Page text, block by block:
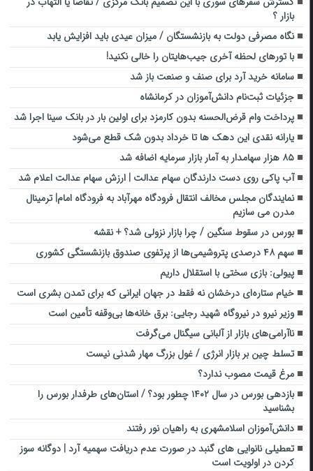
بازار ؟
نگاه مصرفی دولت به بازنشستگان / میزان عیدی باید افزایش یابد
با تورهای لحظه آخری جیب‌هایتان را خالی نکنید!
سامانه خرید آرد برای صنف و صنعت باز شد
جزئیات ثبت‌نام دانش‌آموزان در کرمانشاه
پرداخت وام قرض‌الحسنه بدون کارمزد برای اولین بار در بانک سینا اجرا شد
یارانه نقدی این دهک ها تا خرداد بدون شک قطع می‌شود
۸۵ هزار سهامدار به آمار بازار سرمایه اضافه شد
آب پاکی روی دست دارندگان سهام عدالت | ارزش سهام عدالت اعلام شد
نمایندگان مجلس مخالف انتقال فرودگاه مهرآباد به فرودگاه امام| ترمینال
مدرن می سازیم
بورس در سقوط سنگین / چرا بازار نزولی شد؟ + نقشه
سهم ۴۸ درصدی پتروشیمی‌ها از پرتفوی صندوق بازنشستگی کشوری
پیولی: بازی سختی با استقلال داریم
خیام ستاره‌ای درخشان نه فقط در جهان ایرانی که برای تمدن بشری است
وزیر نیرو در نیروگاه شهید رجایی: برق خانه‌ها بی‌وقفه تأمین است
ناآرامی‌های بازار از آلبانی سیگنال می‌گرفت
تسلط چین بر بازار انرژی / غول بزرگ مهار شدنی نیست
مرغ قیمت مصوب ندارد؟
بازدهی بورس در سال ۱۴۰۲ چطور بود؟ / استان‌های طرفدار بورس را
بشناسید
دانش‌آموزان اسلامشهری به راهیان‌ نور رفتند
تعطیلی نانوایی های گنبد در صورت عدم دریافت سهمیه آرد | دوگانه سوز
کردن در اولویت است